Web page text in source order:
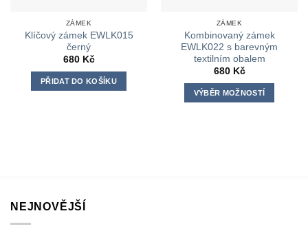
ZÁMEK
Klíčový zámek EWLK015
černý
680 Kč
PŘIDAT DO KOŠÍKU
ZÁMEK
Kombinovaný zámek
EWLK022 s barevným
textilním obalem
680 Kč
VÝBĚR MOŽNOSTÍ
NEJNOVĚJŠÍ